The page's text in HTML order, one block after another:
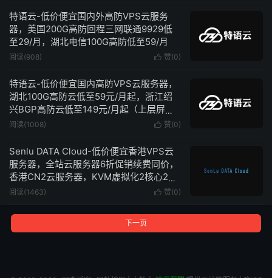
特语云-低价便宜国内外高防VPS云服务
器，美国200G高防回程三网联通9929低
至29/月，湖北电信100G高防低至59/月
 赞(0)
阅读(908)
特语云-低价便宜国内高防VPS云服务器，
湖北100G高防云低至59元/月起，浙江绍
兴BGP高防云低至149元/月起（上层屏蔽
UDP）
 赞(0)
阅读(1008)
Senlu DATA Cloud-低价便宜香港VPS云
服务器，全站云服务器6折促销续费同价，
香港CN2云服务器，KVM虚拟化2核心2G
内存3Mbps带宽不限流量低至18元/月
 赞(0)
阅读(1463)
下一页